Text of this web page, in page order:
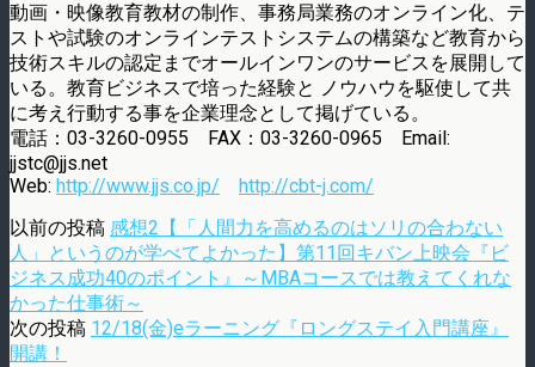
動画・映像教育教材の制作、事務局業務のオンライン化、テ
ストや試験のオンラインテストシステムの構築など教育から
技術スキルの認定までオールインワンのサービスを展開して
いる。教育ビジネスで培った経験と ノウハウを駆使して共
に考え行動する事を企業理念として掲げている。
電話：03-3260-0955 FAX：03-3260-0965 Email:
jjstc@jjs.net
Web: http://www.jjs.co.jp/
http://cbt-j.com/
以前の投稿 感想2【「人間力を高めるのはソリの合わない
人」というのが学べてよかった】第11回キバン上映会『ビ
ジネス成功40のポイント』～MBAコースでは教えてくれな
かった仕事術～
次の投稿 12/18(金)eラーニング『ロングステイ入門講座』
開講！